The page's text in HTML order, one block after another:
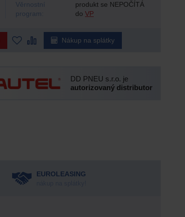
Věrnostní
program:
produkt se NEPOČÍTÁ
do VP
Nákup na splátky
DD PNEU s.r.o. je
autorizovaný distributor
EUROLEASING